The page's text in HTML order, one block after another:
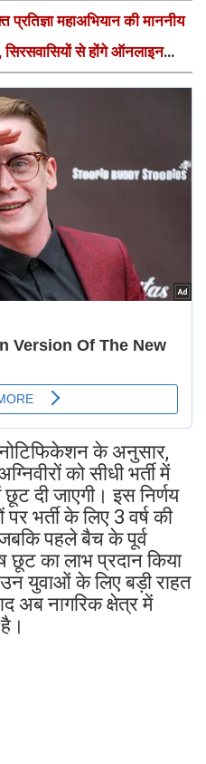
प्रतिज्ञा महाअभियान की माननीय
से होंगे ऑनलाइन
नोटिफिकेशन के अनुसार,
को सीधी भर्ती में
छूट दी जाएगी। इस निर्णय
भर्ती के लिए 3 वर्ष की
पहले बैच के पूर्व
छूट का लाभ प्रदान किया
युवाओं के लिए बड़ी राहत
अब नागरिक क्षेत्र में